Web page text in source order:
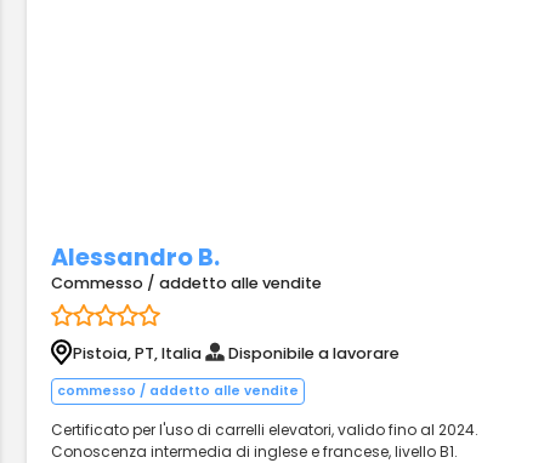
Alessandro B.
Commesso / addetto alle vendite
Pistoia, PT, Italia Disponibile a lavorare
commesso / addetto alle vendite
Certificato per l'uso di carrelli elevatori, valido fino al 2024.
Conoscenza intermedia di inglese e francese, livello B1.